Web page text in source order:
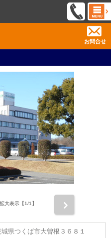
お問合せ
大表示【1/1】
城県つくば市大曽根３６８１